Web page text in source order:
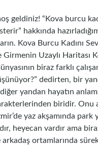
geldiniz! “Kova burcu
hakkında
Kova Burcu Kadını
Uzaylı Haritası
biraz farklı
dedirten, bir
yandan hayatın
biridir. Onu
yaz akşamında park
heyecan vardır ama
arkadaş ortamlarında